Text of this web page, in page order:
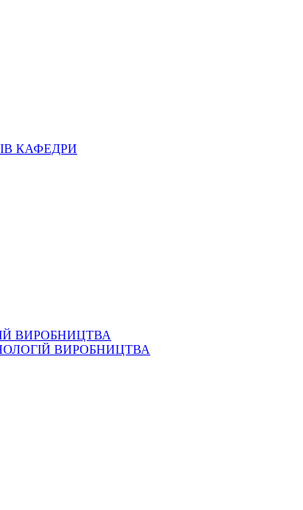
КАФЕДРИ
ВИРОБНИЦТВА
ВИРОБНИЦТВА